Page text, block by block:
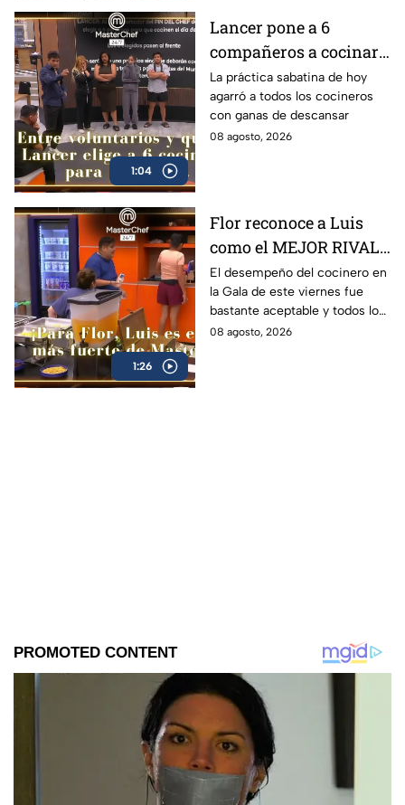
1:04
Lancer pone a 6
compañeros a cocinar
para TODOS y Luis se
queja: '¿Premio o
castigo?' (VIDEO)
La práctica sabatina de hoy
agarró a todos los cocineros
con ganas de descansar
08 agosto, 2026
1:26
Flor reconoce a Luis
como el MEJOR RIVAL
de MasterChef 24/7: 'Te
vas a quedar' (VIDEO)
El desempeño del cocinero en
la Gala de este viernes fue
bastante aceptable y todos lo
notaron
08 agosto, 2026